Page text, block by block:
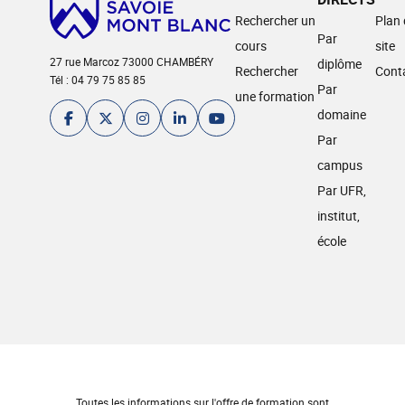
27 rue Marcoz 73000 CHAMBÉRY
Tél : 04 79 75 85 85
Rechercher un
cours
Rechercher
une formation
Par
diplôme
Par
domaine
Par
campus
Par UFR,
institut,
école
Plan
site